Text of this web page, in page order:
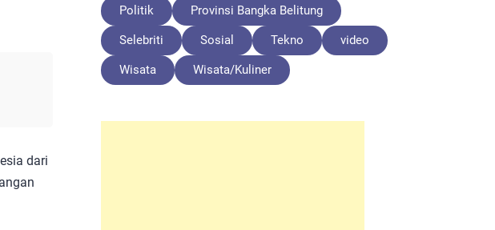
dari
Politik Provinsi Bangka Belitung
Selebriti Sosial Tekno video
Wisata Wisata/Kuliner